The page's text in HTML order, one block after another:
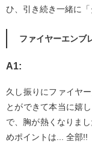
ひ、引き続き一緒に
ファイヤーエンブ
A1:
久し振りにファイヤ
とができて本当に嬉
で、胸が熱くなりま
めポイントは... 全部!!